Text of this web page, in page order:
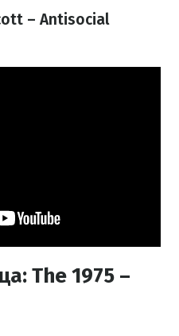
– Antisocial
The 1975 –